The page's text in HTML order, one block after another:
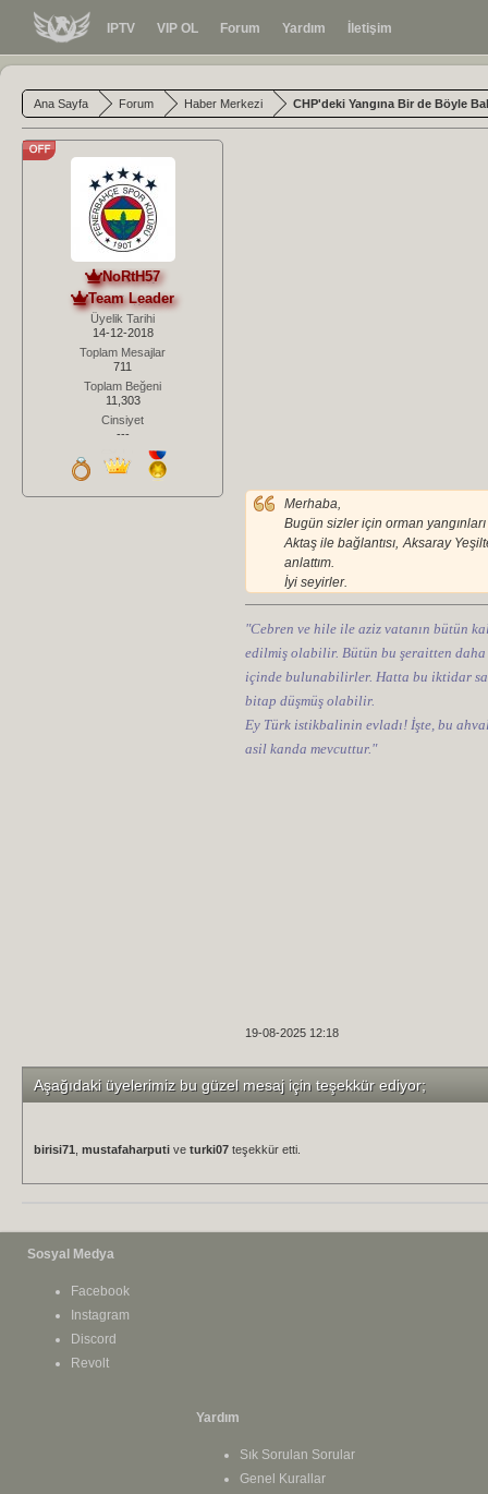
IPTV VIP OL Forum Yardım İletişim
Ana Sayfa Forum Haber Merkezi CHP'deki Yangına Bir de Böyle
NoRtH57
Team Leader
Üyelik Tarihi
14-12-2018
Toplam Mesajlar
711
Toplam Beğeni
11,303
Cinsiyet
---
Merhaba,
Bugün sizler için orman
Aktaş ile bağlantısı, Aksaray
anlattım.
İyi seyirler.
"Cebren ve hile ile aziz vatanın bütün
edilmiş olabilir. Bütün bu şeraitten
içinde bulunabilirler. Hatta bu iktidar
bitap düşmüş olabilir.
Ey Türk istikbalinin evladı! İşte, bu
asil kanda mevcuttur."
19-08-2025 12:18
Aşağıdaki üyelerimiz bu güzel mesaj için teşekkür ediyor;
birisi71 mustafaharputi ve turki07 teşekkür etti.
Sosyal Medya
Facebook
Instagram
Discord
Revolt
Yardım
Sık Sorulan Sorular
Genel Kurallar